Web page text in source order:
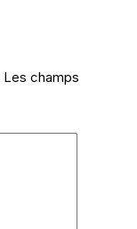
Les champs